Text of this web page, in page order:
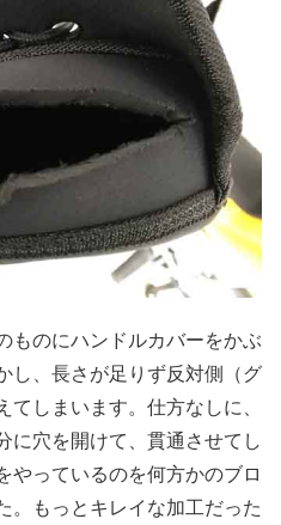
ものにハンドルカバーをかぶ
し、長さが足りず反対側（グ
てしまいます。仕方なしに、
に穴を開けて、貫通させてし
やっているのを何方かのブロ
。もっとキレイな加工だった